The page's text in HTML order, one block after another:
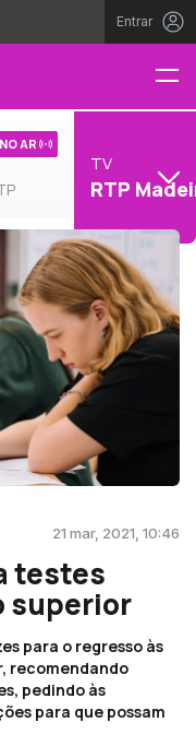
Entrar
NO AR
TV
RTP
21 mar, 2021, 10:46
testes
superior
para o regresso às
recomendando
pedindo às
para que possam